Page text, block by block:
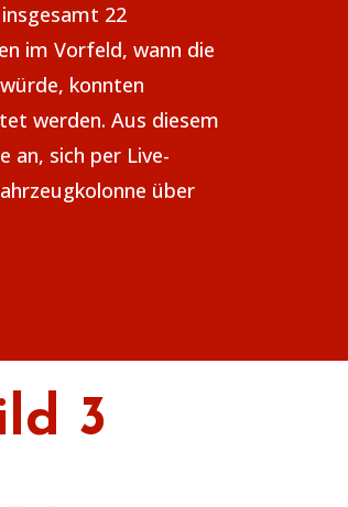
22
im Vorfeld, wann die
konnten
werden. Aus diesem
an, sich per Live-
über
3